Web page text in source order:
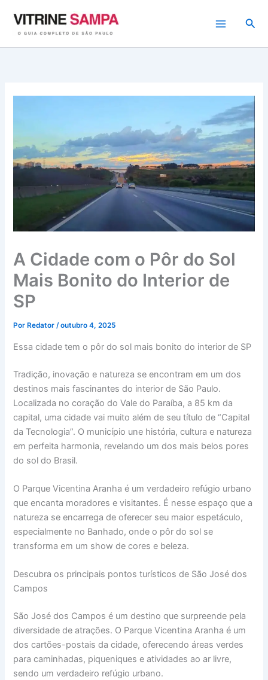
para
conteúdo
A Cidade com o Pôr do Sol
Mais Bonito do Interior de
SP
Por Redator/outubro 4, 2025
Essa cidade tem o pôr do sol mais bonito do interior de SP
Tradição, inovação e natureza se encontram em um dos
destinos mais fascinantes do interior de São Paulo.
Localizada no coração do Vale do Paraíba, a 85 km da
capital, uma cidade vai muito além de seu título de “Capital
da Tecnologia”. O município une história, cultura e natureza
em perfeita harmonia, revelando um dos mais belos pores
do sol do Brasil.
O Parque Vicentina Aranha é um verdadeiro refúgio urbano
que encanta moradores e visitantes. É nesse espaço que a
natureza se encarrega de oferecer seu maior espetáculo,
especialmente no Banhado, onde o pôr do sol se
transforma em um show de cores e beleza.
Descubra os principais pontos turísticos de São José dos
Campos
São José dos Campos é um destino que surpreende pela
diversidade de atrações. O Parque Vicentina Aranha é um
dos cartões-postais da cidade, oferecendo áreas verdes
para caminhadas, piqueniques e atividades ao ar livre,
sendo um verdadeiro refúgio urbano.